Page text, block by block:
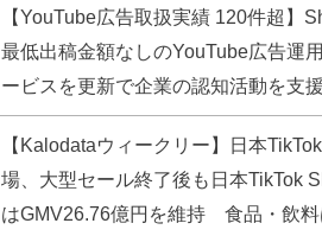
【YouTube広告取扱実績 120件超】
最低出稿金額なしのYouTube広告運
ービスを更新で企業の認知活動を支援
【Kalodataウィークリー】日本
場、大型セール終了後も日本TikTok
はGMV26.76億円を維持 食品・飲料